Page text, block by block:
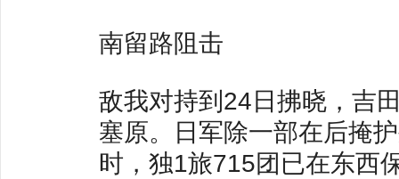
南留路阻击
敌我对持到24日拂晓，吉
塞原。日军除一部在后掩
时，独1旅715团已在东西